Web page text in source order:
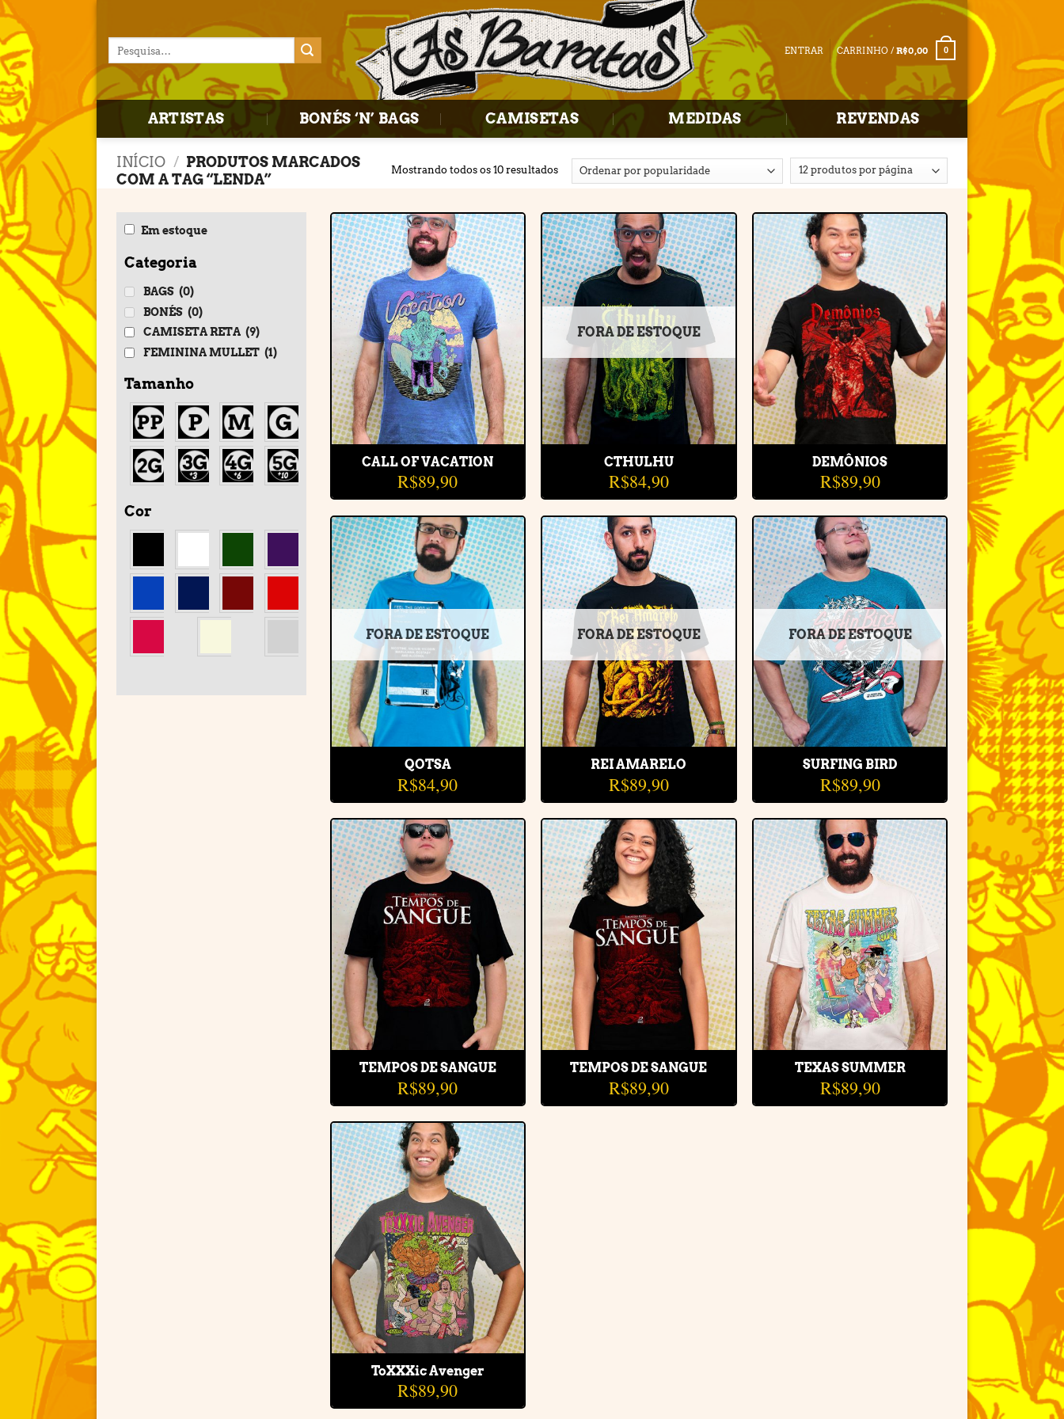
content
ENTRAR CARRINHO /R$0,00 0
ARTISTAS BONÉS ‘N’ BAGS CAMISETAS MEDIDAS REVENDAS
INÍCIO / PRODUTOS MARCADOS
COM A TAG “LENDA”
Mostrando todos os 10 resultados
Em estoque
Categoria
BAGS (0)
BONÉS (0)
CAMISETA RETA (9)
FEMININA MULLET (1)
Tamanho
Cor
' ' ' '
' ' '
Adicionar
à lista de
desejos
CALL OF VACATION
R$89,90
Adicionar
à lista de
desejos
FORA DE ESTOQUE
CTHULHU
R$84,90
Adicionar
à lista de
desejos
DEMÔNIOS
R$89,90
Adicionar
à lista de
desejos
FORA DE ESTOQUE
QOTSA
R$84,90
Adicionar
à lista de
desejos
FORA DE ESTOQUE
REI AMARELO
R$89,90
Adicionar
à lista de
desejos
FORA DE ESTOQUE
SURFING BIRD
R$89,90
Adicionar
à lista de
desejos
TEMPOS DE SANGUE
R$89,90
Adicionar
à lista de
desejos
TEMPOS DE SANGUE
R$89,90
Adicionar
à lista de
TEXAS SUMMER
R$89,90
Adicionar
à lista de
desejos
ToXXXic Avenger
R$89,90